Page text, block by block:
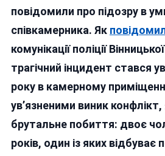
повідомили про підозру в
співкамерника. Як
комунікації поліції
трагічний інцидент стався
року в камерному
ув’язненими виник конфлікт,
брутальне побиття: двоє
років, один із яких відбуває